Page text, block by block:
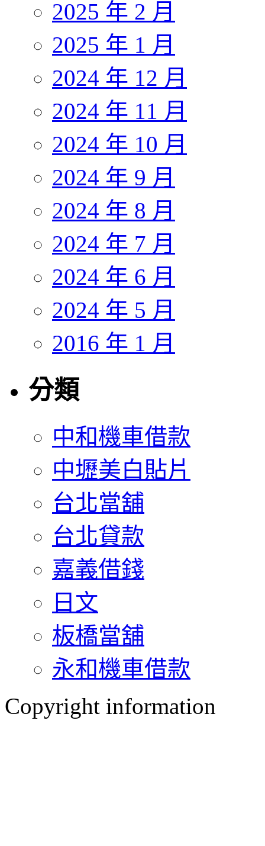
2025 年 2 月
2025 年 1 月
2024 年 12 月
2024 年 11 月
2024 年 10 月
2024 年 9 月
2024 年 8 月
2024 年 7 月
2024 年 6 月
2024 年 5 月
2016 年 1 月
分類
中和機車借款
中壢美白貼片
台北當舖
台北貸款
嘉義借錢
日文
板橋當舖
永和機車借款
Copyright information